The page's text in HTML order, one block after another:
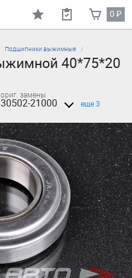
0₽
Подшипники выжимные
40*75*20
ориг. замены
30502-21000 еще 3